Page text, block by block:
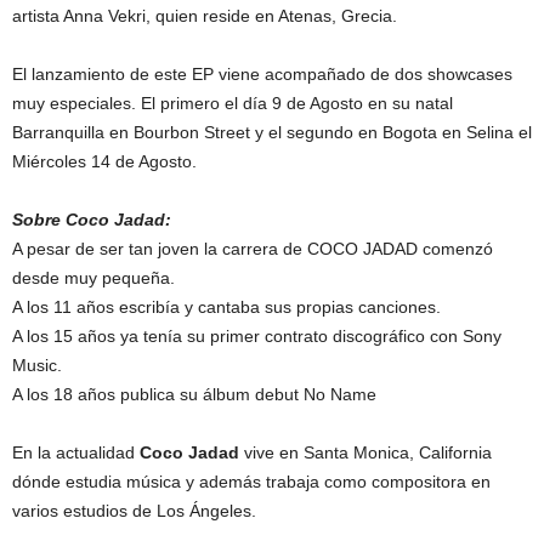
artista Anna Vekri, quien reside en Atenas, Grecia.
El lanzamiento de este EP viene acompañado de dos showcases
muy especiales. El primero el día 9 de Agosto en su natal
Barranquilla en Bourbon Street y el segundo en Bogota en Selina el
Miércoles 14 de Agosto.
Sobre Coco Jadad:
A pesar de ser tan joven la carrera de COCO JADAD comenzó
desde muy pequeña.
A los 11 años escribía y cantaba sus propias canciones.
A los 15 años ya tenía su primer contrato discográfico con Sony
Music.
A los 18 años publica su álbum debut No Name
En la actualidad Coco Jadad vive en Santa Monica, California
dónde estudia música y además trabaja como compositora en
varios estudios de Los Ángeles.